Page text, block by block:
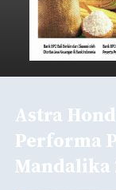
Astra
Performa
Mandalika